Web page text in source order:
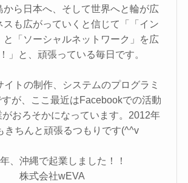
から日本へ、そして世界へと輪が広
スも広がっていくと信じて「「イン
と「ソーシャルネットワーク」を広
」と、頑張っている毎日です。
イトの制作、システムのプログラミ
が、ここ最近はFacebookでの活動
おろそかになっています。2012年
きちんと頑張るつもりです(^^v
、沖縄で起業しました！！
株式会社wEVA